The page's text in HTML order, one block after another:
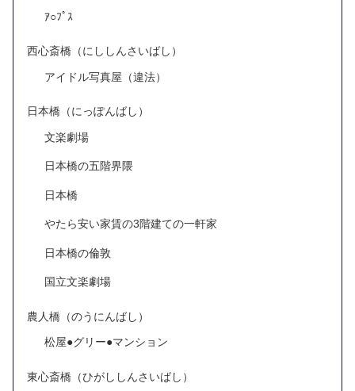
ｱ○ﾌﾟｽ
西心斎橋（にししんさいばし）
アイドル写真屋（違法）
日本橋（にっぽんばし）
文楽劇場
日本橋の五階界隈
日本橋
やたら安い家賃の3階建ての一軒家
日本橋の倫敦
国立文楽劇場
農人橋（のうにんばし）
松屋●グリー●マンション
東心斎橋（ひがししんさいばし）